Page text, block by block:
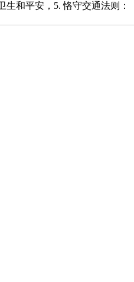
和平安，5. 恪守交通法则：